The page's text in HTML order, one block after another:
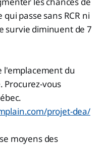
passe sans RCR ni
survie diminuent de 7
l'emplacement du
Procurez-vous
projet-dea/
moyens des